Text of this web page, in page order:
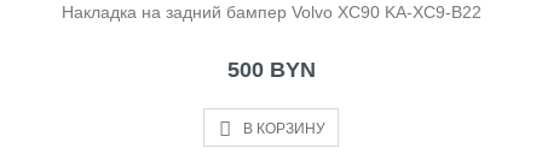
Накладка на задний бампер Volvo XC90 KA-XC9-B22
500 BYN
В КОРЗИНУ